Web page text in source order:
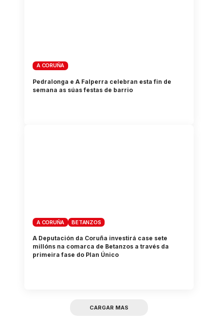
A CORUÑA
Pedralonga e A Falperra celebran esta fin de
semana as súas festas de barrio
A CORUÑA BETANZOS
A Deputación da Coruña investirá case sete
millóns na comarca de Betanzos a través da
primeira fase do Plan Único
CARGAR MAS